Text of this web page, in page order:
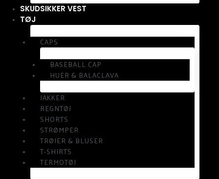
SKUDSIKKER VEST
TØJ
CAPS
BASEBALL CAP
HUER & BALACLAVA
JAKKER
REGNTØJ
SHORTS
STRØMPER
TRØJER & BLUSER
T-SHIRTS
TERMOTØJ